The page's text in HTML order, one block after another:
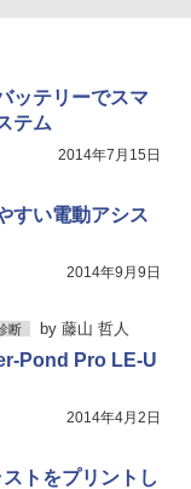
ッテリーでスマ
テム
2014年7月15日
すい電動アシス
2014年9月9日
断 by 藤山 哲人
Pond Pro LE-U
2014年4月2日
トをプリントし